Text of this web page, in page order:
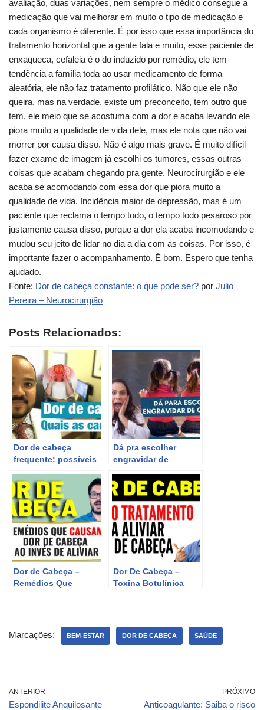
avaliação, duas variações, nem sempre o médico consegue a
medicação que vai melhorar em muito o tipo de medicação e
cada organismo é diferente. É por isso que essa importância do
tratamento horizontal que a gente fala e muito, esse paciente de
enxaqueca, cefaleia é o do induzido por remédio, ele tem
tendência a família toda ao usar medicamento de forma
aleatória, ele não faz tratamento profilático. Não que ele não
queira, mas na verdade, existe um preconceito, tem outro que
tem, ele meio que se acostuma com a dor e acaba levando ele
piora muito a qualidade de vida dele, mas ele nota que não vai
morrer por causa disso. Não é algo mais grave. É muito difícil
fazer exame de imagem já escolhi os tumores, essas outras
coisas que acabam chegando pra gente. Neurocirurgião e ele
acaba se acomodando com essa dor que piora muito a
qualidade de vida. Incidência maior de depressão, mas é um
paciente que reclama o tempo todo, o tempo todo pesaroso por
justamente causa disso, porque a dor ela acaba incomodando e
mudou seu jeito de lidar no dia a dia com as coisas. Por isso, é
importante fazer o acompanhamento. É bom. Espero que tenha
ajudado.
Fonte: Dor de cabeça constante: o que pode ser? por Julio
Pereira – Neurocirurgião
Posts Relacionados:
Dor de cabeça
frequente: possíveis
Dá pra escolher
engravidar de
de La Rocque
Dor de Cabeça –
Remédios Que
Dor De Cabeça –
Toxina Botulínica
Marcações: BEM-ESTAR DOR DE CABEÇA SAÚDE
ANTERIOR
Espondilite Anquilosante –
PRÓXIMO
Anticoagulante: Saiba o risco